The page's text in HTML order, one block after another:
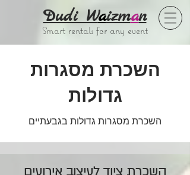
Dudi Waizman
Smart rentals for any event
השכרת מסגרות
גדולות
השכרת מסגרות גדולות בגבעתיים